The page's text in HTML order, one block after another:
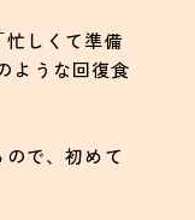
忙しくて準備
ような回復食
で、初めて